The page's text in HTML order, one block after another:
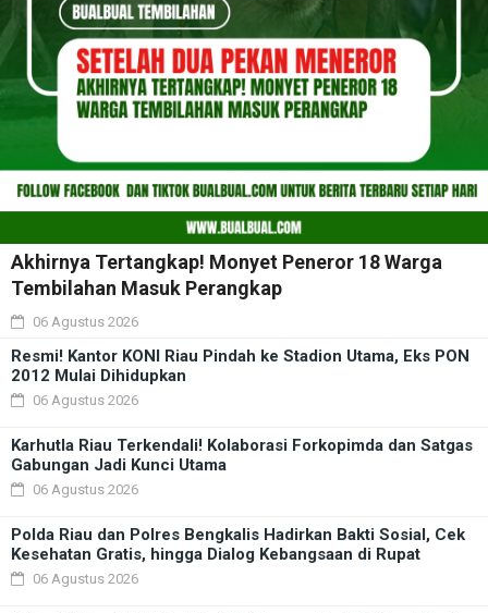
Akhirnya Tertangkap! Monyet Peneror 18 Warga
Tembilahan Masuk Perangkap
06 Agustus 2026
Resmi! Kantor KONI Riau Pindah ke Stadion Utama, Eks PON
2012 Mulai Dihidupkan
06 Agustus 2026
Karhutla Riau Terkendali! Kolaborasi Forkopimda dan Satgas
Gabungan Jadi Kunci Utama
06 Agustus 2026
Polda Riau dan Polres Bengkalis Hadirkan Bakti Sosial, Cek
Kesehatan Gratis, hingga Dialog Kebangsaan di Rupat
06 Agustus 2026